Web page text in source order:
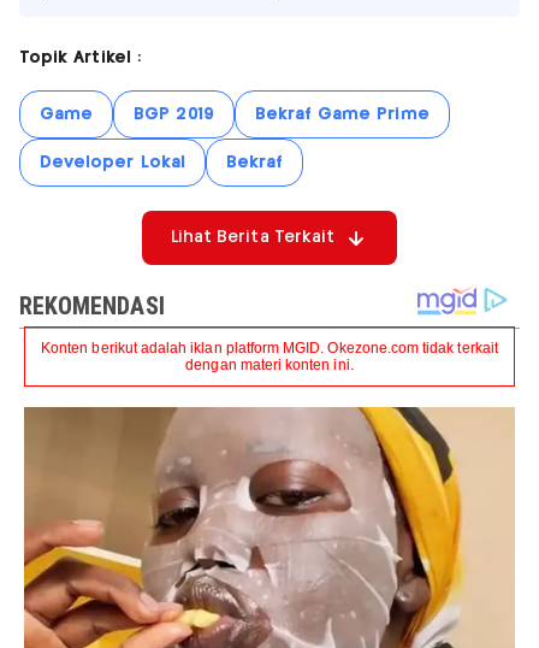
Topik Artikel :
Game BGP 2019 Bekraf Game Prime
Developer Lokal Bekraf
Lihat Berita Terkait